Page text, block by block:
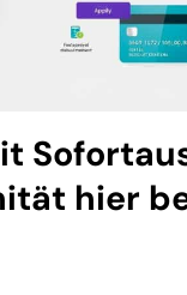
hier